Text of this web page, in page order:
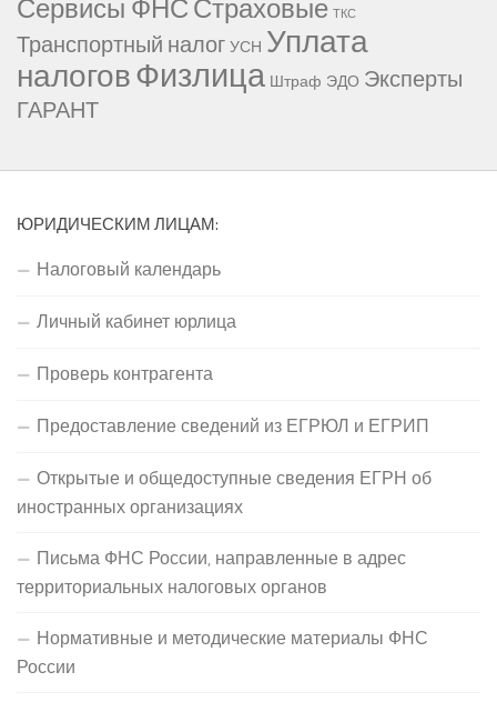
ТКС
Транспортный налогУСН Уплата
налоговФизлица Штраф ЭДО Эксперты
ГАРАНТ
ЮРИДИЧЕСКИМ ЛИЦАМ:
Налоговый календарь
Личный кабинет юрлица
Проверь контрагента
Предоставление сведений из ЕГРЮЛ и ЕГРИП
Открытые и общедоступные сведения ЕГРН об
иностранных организациях
Письма ФНС России, направленные в адрес
территориальных налоговых органов
Нормативные и методические материалы ФНС
России